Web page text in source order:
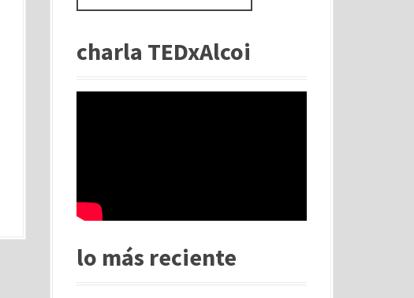
s
rcharla TEDxAlcoi
lo más reciente